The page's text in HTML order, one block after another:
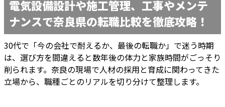
電気設備設計や施工管理、工事やメンテ
ナンスで奈良県の転職比較を徹底攻略！
30代で「今の会社で耐えるか、最後の転職か」で迷う時期
は、選び方を間違えると数年後の体力と家族時間がごっそり
削られます。奈良の現場で人材の採用と育成に関わってきた
立場から、職種ごとのリアルを切り分けて整理します。